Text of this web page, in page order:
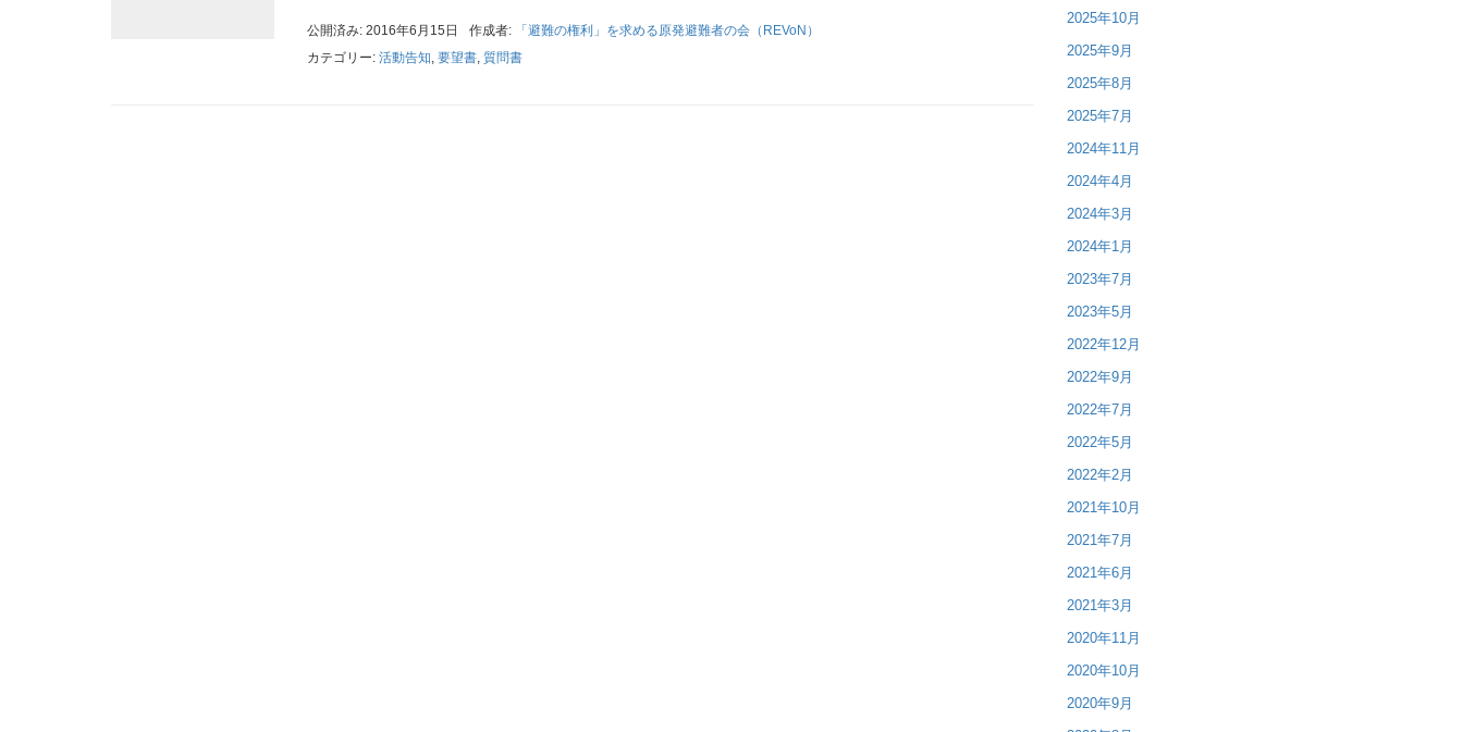
公開済み: 2016年6月15日 作成者:
「避難の権利」を求める原発避難者の会（REVoN）
カテゴリー: 活動告知 要望書 質問書
2025年10月
2025年9月
2025年8月
2025年7月
2024年11月
2024年4月
2024年3月
2024年1月
2023年7月
2023年5月
2022年12月
2022年9月
2022年7月
2022年5月
2022年2月
2021年10月
2021年7月
2021年6月
2021年3月
2020年11月
2020年10月
2020年9月